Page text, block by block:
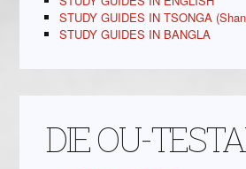
STUDY GUIDES IN TSONGA
STUDY GUIDES IN BANGLA
DIE OU-